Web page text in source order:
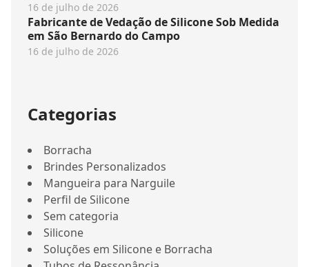
16 de julho de 2026
Fabricante de Vedação de Silicone Sob Medida
em São Bernardo do Campo
16 de julho de 2026
Categorias
Borracha
Brindes Personalizados
Mangueira para Narguile
Perfil de Silicone
Sem categoria
Silicone
Soluções em Silicone e Borracha